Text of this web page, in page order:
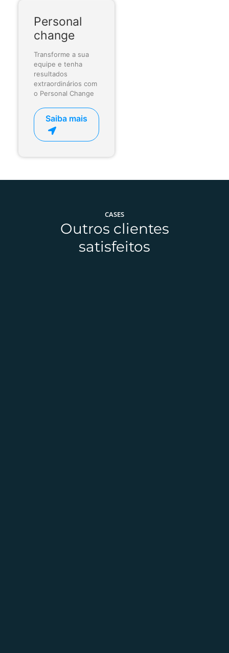
Personal
change
Transforme a sua
equipe e tenha
resultados
extraordinários com
o Personal Change
Saiba mais
CASES
Outros clientes
satisfeitos